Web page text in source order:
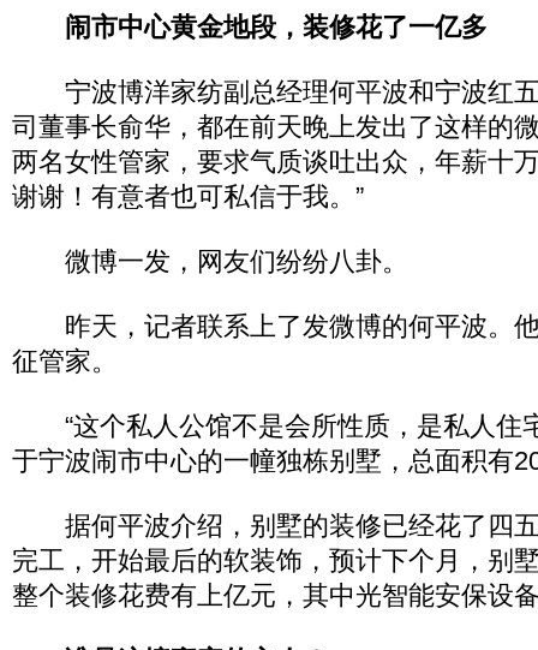
闹市中心黄金地段，装修花了一亿多
宁波博洋家纺副总经理何平波和宁波红
司董事长俞华，都在前天晚上发出了这样的
两名女性管家，要求气质谈吐出众，年薪十
谢谢！有意者也可私信于我。”
微博一发，网友们纷纷八卦。
昨天，记者联系上了发微博的何平波。
征管家。
“这个私人公馆不是会所性质，是私人住
于宁波闹市中心的一幢独栋别墅，总面积有
据何平波介绍，别墅的装修已经花了四
完工，开始最后的软装饰，预计下个月，别
整个装修花费有上亿元，其中光智能安保设